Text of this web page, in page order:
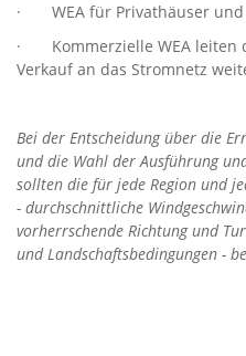
· WEA für Privathäuser und
· Kommerzielle WEA leiten
Verkauf an das Stromnetz
Bei der Entscheidung über die
und die Wahl der Ausführung
sollten die für jede Region und
- durchschnittliche
vorherrschende Richtung und
und Landschaftsbedingungen -